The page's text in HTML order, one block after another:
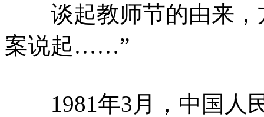
谈起教师节的由来，
案说起……”
1981年3月，中国人